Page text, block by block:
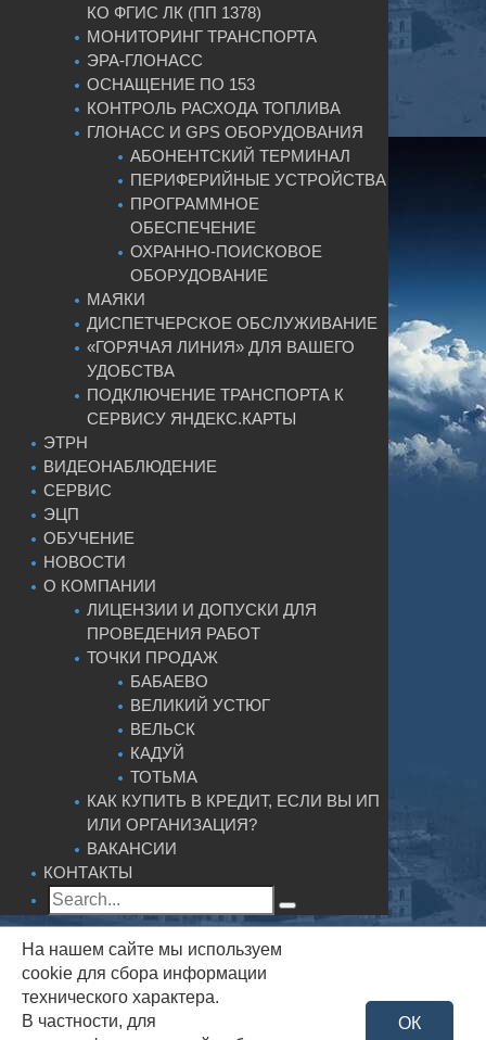
КО ФГИС ЛК (ПП 1378)
МОНИТОРИНГ ТРАНСПОРТА
ЭРА-ГЛОНАСС
ОСНАЩЕНИЕ ПО 153
КОНТРОЛЬ РАСХОДА ТОПЛИВА
ГЛОНАСС И GPS ОБОРУДОВАНИЯ
АБОНЕНТСКИЙ ТЕРМИНАЛ
ПЕРИФЕРИЙНЫЕ УСТРОЙСТВА
ПРОГРАММНОЕ
ОБЕСПЕЧЕНИЕ
ОХРАННО-ПОИСКОВОЕ
ОБОРУДОВАНИЕ
МАЯКИ
ДИСПЕТЧЕРСКОЕ ОБСЛУЖИВАНИЕ
«ГОРЯЧАЯ ЛИНИЯ» ДЛЯ ВАШЕГО
УДОБСТВА
ПОДКЛЮЧЕНИЕ ТРАНСПОРТА К
СЕРВИСУ ЯНДЕКС.КАРТЫ
ЭТРН
ВИДЕОНАБЛЮДЕНИЕ
СЕРВИС
ЭЦП
ОБУЧЕНИЕ
НОВОСТИ
О КОМПАНИИ
ЛИЦЕНЗИИ И ДОПУСКИ ДЛЯ
ПРОВЕДЕНИЯ РАБОТ
ТОЧКИ ПРОДАЖ
БАБАЕВО
ВЕЛИКИЙ УСТЮГ
ВЕЛЬСК
КАДУЙ
ТОТЬМА
КАК КУПИТЬ В КРЕДИТ, ЕСЛИ ВЫ ИП
ИЛИ ОРГАНИЗАЦИЯ?
ВАКАНСИИ
КОНТАКТЫ
На нашем сайте мы используем
cookie для сбора информации
технического характера.
В частности, для
ОК